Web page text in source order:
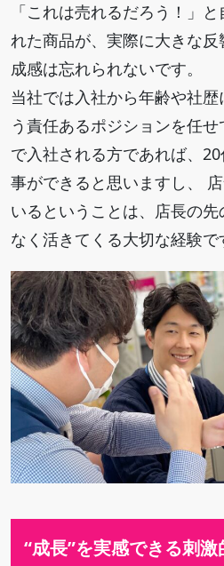
「これは売れるだろう！」
れた商品が、実際に大きな
成感は忘れられないです。
当社では入社から年齢や社
う責任あるポジションを任
で入社される方であれば、
事ができると思いますし、
いるということは、店長の
なく活きてくる大切な経験で
“成長”を実感できる刺激